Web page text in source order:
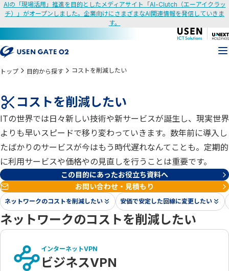
AIの「現場活用」推進を目的としたメディアサイト「AI-Clutch（エーアイクラッ
チ）」がオープンしました。企業向けにさまざまなAI関連情報を発信していきま
す。
トップ 目的から探す コストを削減したい
コストを削減したい
ITの世界では日々新しい技術や新サービスが誕生し、現実世界
よりも早いスピードで移り変わっていきます。数年前に導入し
たばかりのサービスが今はもう時代遅れなんてことも。定期的
に利用サービスや価格やの見直しを行うことは重要です。
この目的にあったお役立ち資料へ
お問い合わせ・見積もり
ネットワークのコストを削減したい 安価で安定した回線に変更したい
ネットワークのコストを削減したい
インターネットVPN
ビジネスVPN